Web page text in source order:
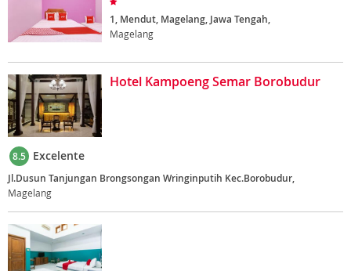
1, Mendut, Magelang, Jawa Tengah,
Magelang
Hotel Kampoeng Semar Borobudur
8.5 Excelente
Jl.Dusun Tanjungan Brongsongan Wringinputih Kec.Borobudur,
Magelang